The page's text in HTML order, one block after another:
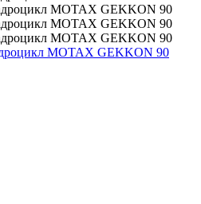
MOTAX GEKKON 90